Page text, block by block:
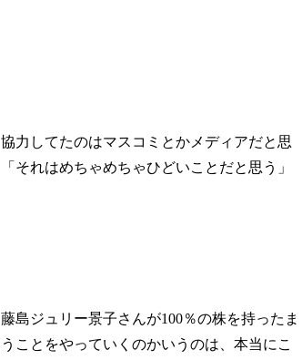
力してたのはマスコミとかメディアだと思
それはめちゃめちゃひどいことだと思う」
島ジュリー景子さんが100％の株を持ったま
ことをやっていくのかいうのは、本当にこ